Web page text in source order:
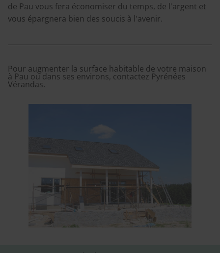
de Pau vous fera économiser du temps, de l'argent et
vous épargnera bien des soucis à l'avenir.
Pour augmenter la surface habitable de votre maison
à Pau ou dans ses environs, contactez Pyrénées
Vérandas.